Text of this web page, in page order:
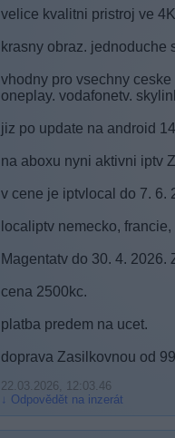
velice kvalitni pristroj ve
krasny obraz. jednoduche
vhodny pro vsechny
oneplay. vodafonetv.
jiz po update na android
na aboxu nyni aktivni iptv
v cene je iptvlocal do 7. 6.
localiptv nemecko,
Magentatv do 30. 4. 2026.
cena 2500kc.
platba predem na ucet.
doprava Zasilkovnou od
22.03.2026, 12:03.46
Odpovědět na inzerát